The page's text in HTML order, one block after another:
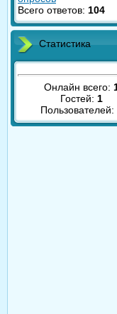
Всего ответов: 104
Статистика
Онлайн всего:
Гостей: 1
Пользователей: